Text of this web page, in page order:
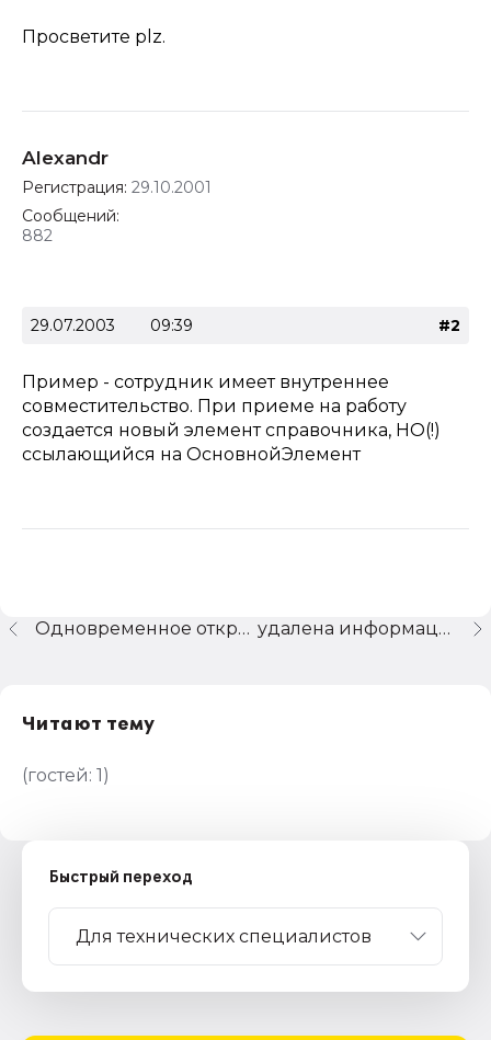
Просветите plz.
Alexandr
Регистрация: 29.10.2001
Сообщений:
882
29.07.2003 09:39 #2
Пример - сотрудник имеет внутреннее
совместительство. При приеме на работу
создается новый элемент справочника, НО(!)
ссылающийся на ОсновнойЭлемент
удалена информационная база
Одновременное открытие нескольких баз.
Читают тему
(гостей: 1)
Быстрый переход